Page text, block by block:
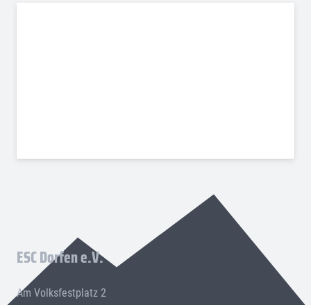
ESC Dorfen e.V.
Am Volksfestplatz 2